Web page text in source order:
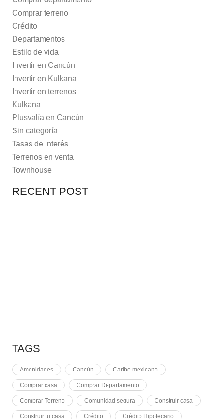
Comprar terreno
Crédito
Departamentos
Estilo de vida
Invertir en Cancún
Invertir en Kulkana
Invertir en terrenos
Kulkana
Plusvalía en Cancún
Sin categoría
Tasas de Interés
Terrenos en venta
Townhouse
RECENT POST
TAGS
Amenidades Cancún Caribe mexicano
Comprar casa Comprar Departamento
Comprar Terreno Comunidad segura Construir casa
Construir tu casa Crédito Crédito Hipotecario